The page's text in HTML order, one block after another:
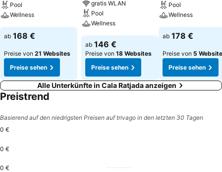
Pool
Wellness
ab 168 €
Preise von 21 Websites
Preise sehen
gratis WLAN
Pool
Wellness
ab 146 €
Preise von 18 Websites
Preise sehen
Pool
Wellness
ab 178 €
Preise von 5
Preise sehen
Alle Unterkünfte in Cala Ratjada anzeigen
Preistrend
Basierend auf den niedrigsten Preisen auf trivago in den letzten 30 Tagen
0 €
0 €
0 €